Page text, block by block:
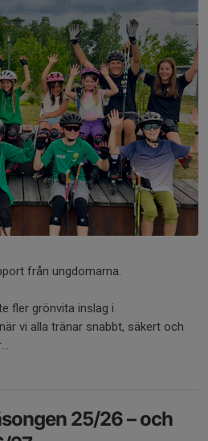
från ungdomarna.
fler grönvita inslag i
vi alla tränar snabbt, säkert och
25/26 – och